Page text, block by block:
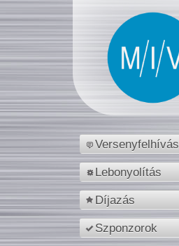
Versenyfelhívás
Lebonyolítás
Díjazás
Szponzorok